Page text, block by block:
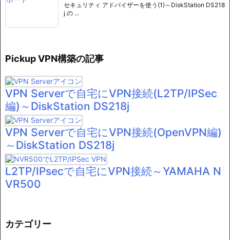
セキュリティ アドバイザーを使う(1)～DiskStation DS218
j の ...
Pickup VPN構築の記事
VPN Serverで自宅にVPN接続(L2TP/IPSec
編)～DiskStation DS218j
VPN Serverで自宅にVPN接続(OpenVPN編)
～DiskStation DS218j
L2TP/IPsecで自宅にVPN接続～YAMAHA N
VR500
カテゴリー